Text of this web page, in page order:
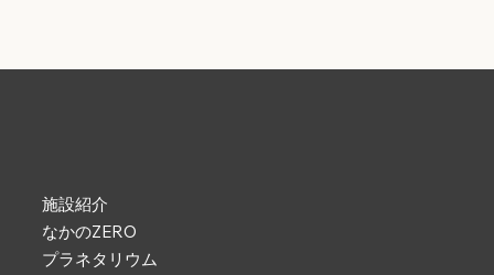
施設紹介
なかのZERO
プラネタリウム